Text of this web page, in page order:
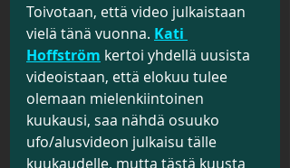
Toivotaan, että video julkaistaan
vielä tänä vuonna. Kati
Hoffström kertoi yhdellä uusista
videoistaan, että elokuu tulee
olemaan mielenkiintoinen
kuukausi, saa nähdä osuuko
ufo/alusvideon julkaisu tälle
kuukaudelle, mutta tästä kuusta